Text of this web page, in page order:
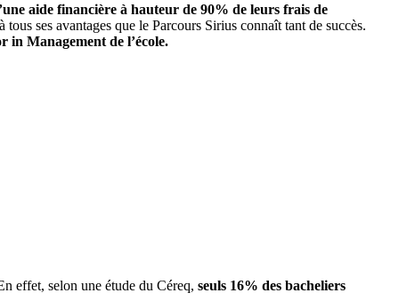
aide financière à hauteur de 90% de leurs frais de
ses avantages que le Parcours Sirius connaît tant de succès.
in Management de l’école.
effet, selon une étude du Céreq, seuls 16% des bacheliers